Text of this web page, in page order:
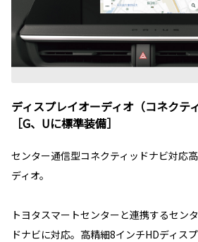
ディスプレイオーディオ（コネクテ
［G、Uに標準装備］
センター通信型コネクティッドナビ対応
ディオ。
トヨタスマートセンターと連携するセン
ドナビに対応。高精細8インチHDディス